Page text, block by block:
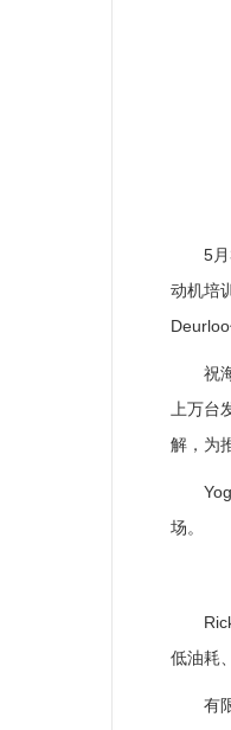
5
动机培
祝
上万
解，为
场。
低油耗
有